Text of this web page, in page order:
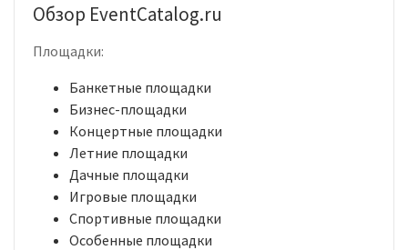
Обзор EventCatalog.ru
Площадки:
Банкетные площадки
Бизнес-площадки
Концертные площадки
Летние площадки
Дачные площадки
Игровые площадки
Спортивные площадки
Особенные площадки